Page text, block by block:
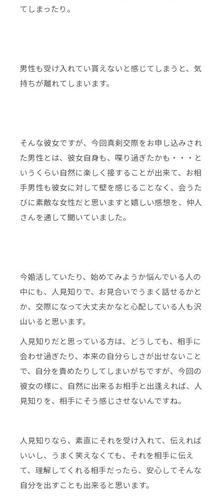
てしまったり。
男性も受け入れてい貰えないと感じてしまうと、気
持ちが離れてしまいます。
そんな彼女ですが、今回真剣交際をお申し込みされ
た男性とは、彼女自身も、喋り過ぎたかも・・・と
いうくらい自然に楽しく接することが出来て、お相
手男性も彼女に対して壁を感じることなく、会うた
びに素敵な女性だと思いますと嬉しい感想を、仲人
さんを通して聞いていました。
今婚活していたり、始めてみようか悩んでいる人の
中にも、人見知りで、お見合いでうまく話せるかと
か、交際になって大丈夫かなと心配している人も沢
山いると思います。
人見知りだと思っている方は、どうしても、相手に
会わせ過ぎたり、本来の自分らしさが出せないこと
で、自分を責めたりしてしまいがちですが、今回の
彼女の様に、自然に出来るお相手と出逢えれば、人
見知りを、相手にそう感じさせないんですね。
人見知りなら、素直にそれを受け入れて、伝えれば
いいし、うまく笑えなくても、それを相手に伝え
て、理解してくれる相手だったら、安心してそんな
自分を出すことも出来ると思います。